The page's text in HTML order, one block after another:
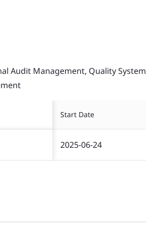
Audit Management, Quality System
Start Date
2025-06-24